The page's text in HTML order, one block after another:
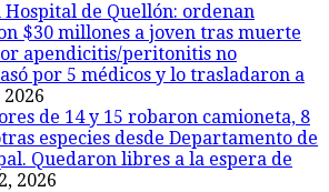
Hospital de Quellón: ordenan
$30 millones a joven tras muerte
apendicitis/peritonitis no
por 5 médicos y lo trasladaron a
de 14 y 15 robaron camioneta, 8
especies desde Departamento de
Quedaron libres a la espera de
2026